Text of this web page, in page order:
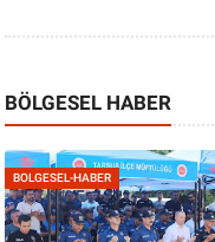
BÖLGESEL HABER
BOLGESEL-HABER